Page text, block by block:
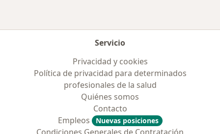
Servicio
Privacidad y cookies
Política de privacidad para determinados
profesionales de la salud
Quiénes somos
Contacto
Empleos
Nuevas posiciones